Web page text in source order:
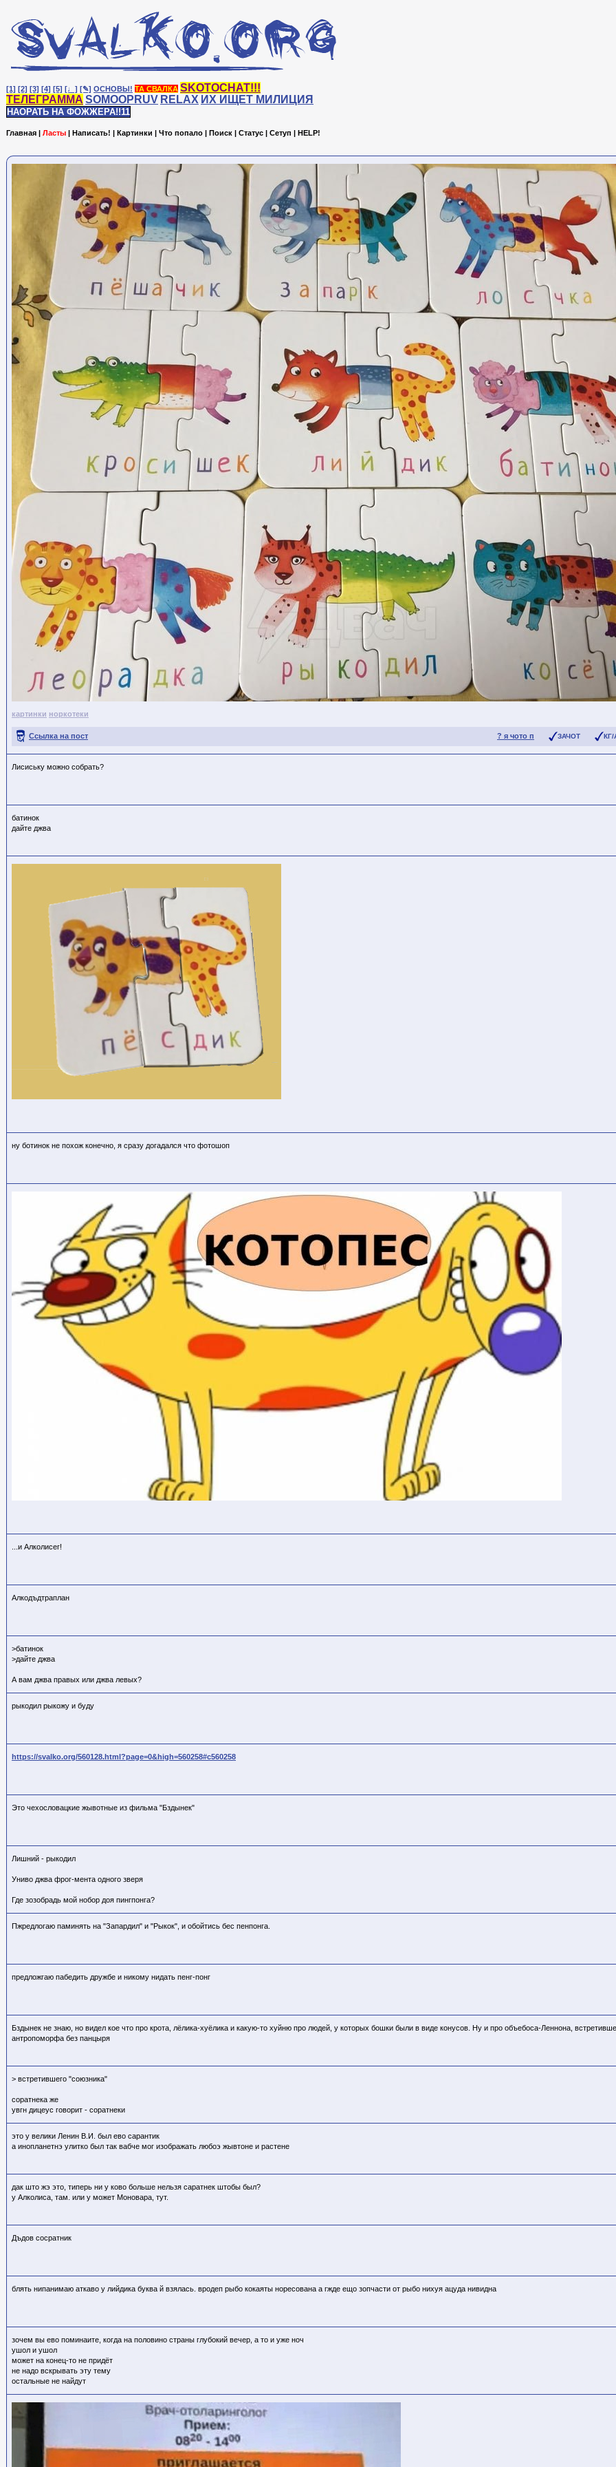
[1] [2] [3] [4] [5] [♩] [✎] ОСНОВЫ! ТА СВАЛКА SKOTOCHAT!!!
ТЕЛЕГРАММА SOMOOPRUV RELAX ИХ ИЩЕТ МИЛИЦИЯ
НАОРАТЬ НА ФОЖЖЕРА!!11
Главная | Ласты | Написать! | Картинки | Что попало | Поиск | Статус | Сетуп | HELP!
картинки норкотеки
? я чото п ЗАЧОТ
Ссылка на пост
Лисиську можно собрать?
батинок
дайте джва
ну ботинок не похож конечно, я сразу догадался что фотошоп
...и Алколисег!
Алкодъдтраплан
>батинок
>дайте джва
А вам джва правых или джва левых?
рыкодил рыкожу и буду
https://svalko.org/560128.html?page=0&high=560258#c560258
Это чехословацкие жывотные из фильма "Бздынек"
Лишний - рыкодил
Униво джва фрог-мента одного зверя
Где зозобрадь мой нобор доя пингпонга?
Пжредлогаю паминять на "Запардил" и "Рыкок", и обойтись бес пенпонга.
предложгаю пабедить дружбе и никому нидать пенг-понг
Бздынек не знаю, но видел кое что про крота, лёлика-хуёлика и какую-то хуйню про людей, у которых бошки были в виде конусов. Ну и про объебоса-Леннона,
антропоморфа без панцыря
> встретившего "союзника"
соратнека же
увгн дицеус говорит - соратнеки
это у велики Ленин В.И. был ево сарантик
а инопланетнэ улитко был так вабче мог изображать любоэ жывтоне и растене
дак што жэ это, типерь ни у ково больше нельзя саратнек штобы был?
у Алколиса, там. или у может Моновара, тут.
Дъдов сосратник
блять нипанимаю аткаво у лийдика буква й взялась. вродеп рыбо кокаяты норесована а гжде ещо зопчасти от рыбо нихуя ацуда нивидна
зочем вы ево поминаите, когда на половино страны глубокий вечер, а то и уже ноч
ушол и ушол
может на конец-то не придёт
не надо вскрывать эту тему
остальные не найдут